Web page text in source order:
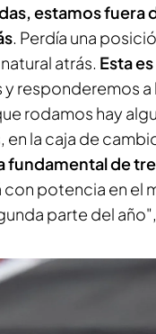
estamos fuera
. Perdía una
atrás. Esta
responderemos
rodamos hay
en la caja de
fundamental de
con potencia en el
parte del